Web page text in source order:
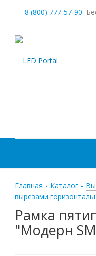
8 (800) 777-57-90
Главная - Каталог -
вырезами
Рамка
"Модерн